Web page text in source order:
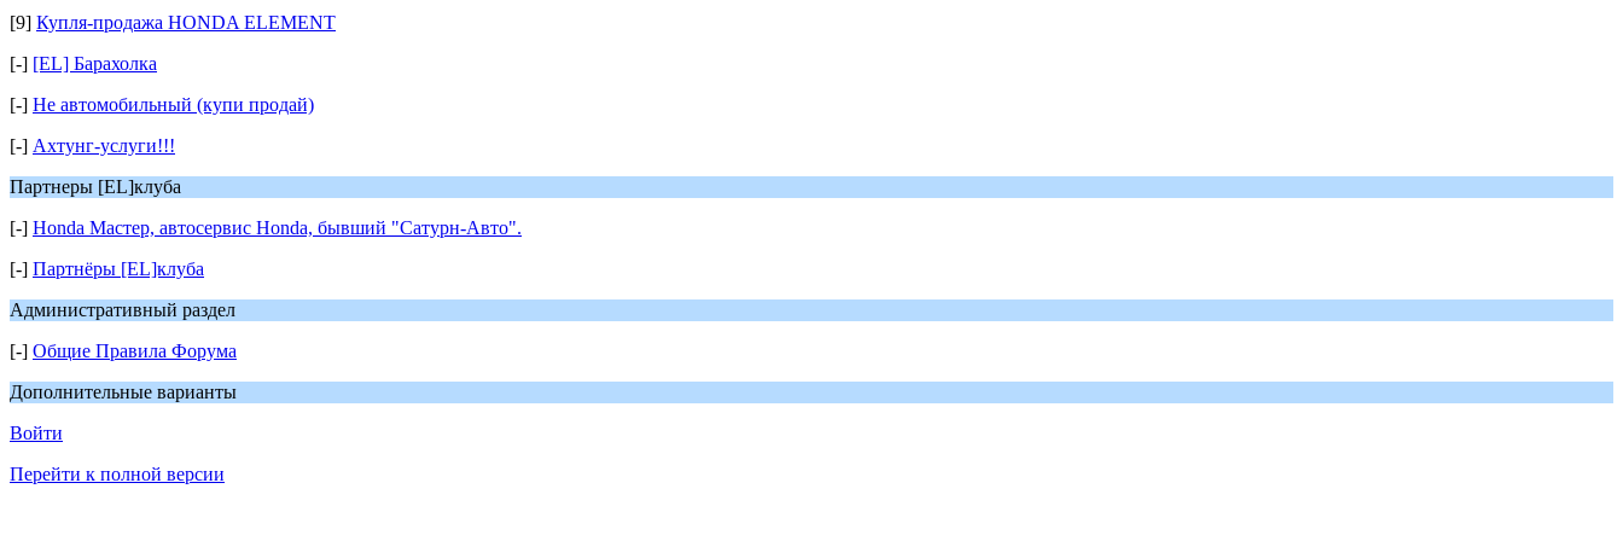
[9] Купля-продажа HONDA ELEMENT
[-] [EL] Барахолка
[-] Не автомобильный (купи продай)
[-] Ахтунг-услуги!!!
Партнеры [EL]клуба
[-] Honda Мастер, автосервис Honda, бывший "Сатурн-Авто".
[-] Партнёры [EL]клуба
Административный раздел
[-] Общие Правила Форума
Дополнительные варианты
Войти
Перейти к полной версии